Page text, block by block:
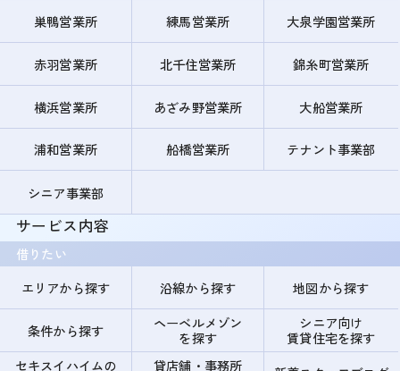
巣鴨営業所 練馬営業所 大泉学園営業所
赤羽営業所 北千住営業所 錦糸町営業所
横浜営業所 あざみ野営業所 大船営業所
浦和営業所 船橋営業所 テナント事業部
シニア事業部
サービス内容
借りたい
エリアから探す
沿線から探す 地図から探す
条件から探す
ヘーベルメゾン
を探す
シニア向け
賃貸住宅を探す
セキスイハイムの
貸店舗・事務所